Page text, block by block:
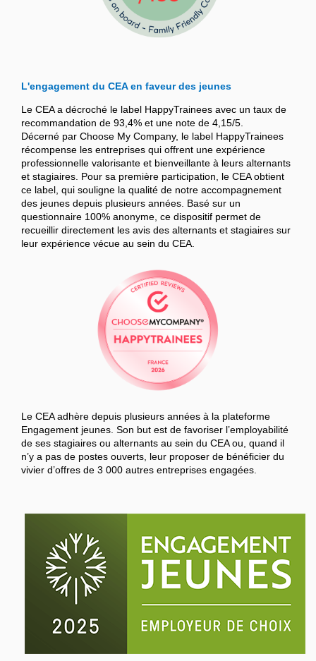
L'engagement du CEA en faveur des jeunes
Le CEA a décroché le label HappyTrainees avec un taux de
recommandation de 93,4% et une note de 4,15/5.
Décerné par Choose My Company, le label HappyTrainees
récompense les entreprises qui offrent une expérience
professionnelle valorisante et bienveillante à leurs alternants
et stagiaires. Pour sa première participation, le CEA obtient
ce label, qui souligne la qualité de notre accompagnement
des jeunes depuis plusieurs années. Basé sur un
questionnaire 100% anonyme, ce dispositif permet de
recueillir directement les avis des alternants et stagiaires sur
leur expérience vécue au sein du CEA.
Le CEA adhère depuis plusieurs années à la plateforme
Engagement jeunes. Son but est de favoriser l’employabilité
de ses stagiaires ou alternants au sein du CEA ou, quand il
n’y a pas de postes ouverts, leur proposer de bénéficier du
vivier d’offres de 3 000 autres entreprises engagées.